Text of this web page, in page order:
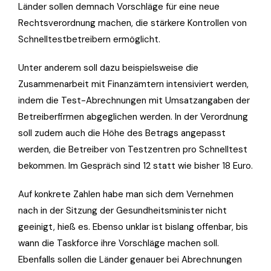
Länder sollen demnach Vorschläge für eine neue
Rechtsverordnung machen, die stärkere Kontrollen von
Schnelltestbetreibern ermöglicht.
Unter anderem soll dazu beispielsweise die
Zusammenarbeit mit Finanzämtern intensiviert werden,
indem die Test-Abrechnungen mit Umsatzangaben der
Betreiberfirmen abgeglichen werden. In der Verordnung
soll zudem auch die Höhe des Betrags angepasst
werden, die Betreiber von Testzentren pro Schnelltest
bekommen. Im Gespräch sind 12 statt wie bisher 18 Euro.
Auf konkrete Zahlen habe man sich dem Vernehmen
nach in der Sitzung der Gesundheitsminister nicht
geeinigt, hieß es. Ebenso unklar ist bislang offenbar, bis
wann die Taskforce ihre Vorschläge machen soll.
Ebenfalls sollen die Länder genauer bei Abrechnungen